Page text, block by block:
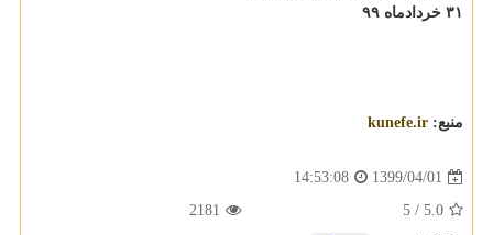
۳۱ خردادماه ۹۹
منبع: kunefe.ir
1399/04/01
14:53:08
5.0
/ 5
2181